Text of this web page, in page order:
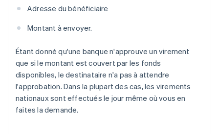
Adresse du bénéficiaire
Montant à envoyer.
Étant donné qu'une banque n'approuve un virement
que si le montant est couvert par les fonds
disponibles, le destinataire n'a pas à attendre
l'approbation. Dans la plupart des cas, les virements
nationaux sont effectués le jour même où vous en
faites la demande.